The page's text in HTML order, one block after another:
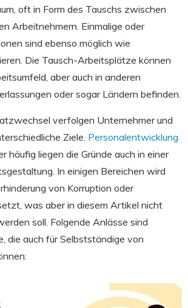
oft in Form des Tauschs zwischen
Arbeitnehmern. Einmalige oder
sind ebenso möglich wie
Die Tausch-Arbeitsplätze können
aber auch in anderen
oder sogar Ländern befinden.
verfolgen Unternehmer und
Ziele. Personalentwicklung
häufig liegen die Gründe auch in einer
In einigen Bereichen wird
von Korruption oder
was aber in diesem Artikel nicht
soll. Folgende Anlässe sind
die auch für Selbstständige von